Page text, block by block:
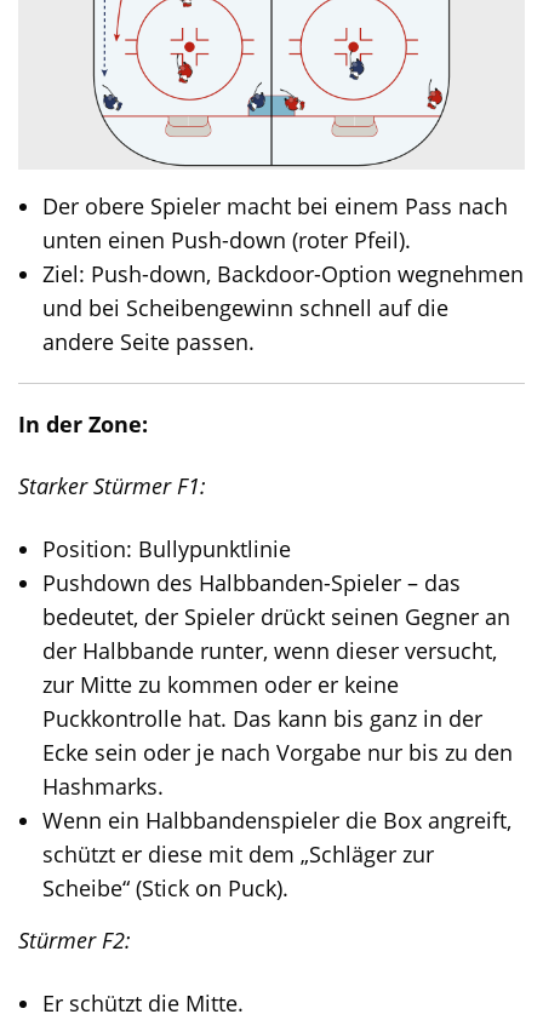
Der obere Spieler macht bei einem Pass nach
unten einen Push-down (roter Pfeil).
Ziel: Push-down, Backdoor-Option wegnehmen
und bei Scheibengewinn schnell auf die
andere Seite passen.
In der Zone:
Starker Stürmer F1:
Position: Bullypunktlinie
Pushdown des Halbbanden-Spieler – das
bedeutet, der Spieler drückt seinen Gegner an
der Halbbande runter, wenn dieser versucht,
zur Mitte zu kommen oder er keine
Puckkontrolle hat. Das kann bis ganz in der
Ecke sein oder je nach Vorgabe nur bis zu den
Hashmarks.
Wenn ein Halbbandenspieler die Box angreift,
schützt er diese mit dem „Schläger zur
Scheibe“ (Stick on Puck).
Stürmer F2:
Er schützt die Mitte.